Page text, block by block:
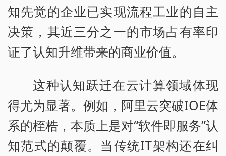
知先觉的企业已实现流程工业的自主
决策，其近三分之一的市场占有率印
证了认知升维带来的商业价值。
这种认知跃迁在云计算领域体现
得尤为显著。例如，阿里云突破IOE体
系的桎梏，本质上是对“软件即服务”认
知范式的颠覆。当传统IT架构还在纠